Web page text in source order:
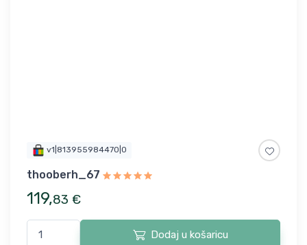
v1|813955984470|0
thooberh_67
119,83 €
Dodaj u košaricu